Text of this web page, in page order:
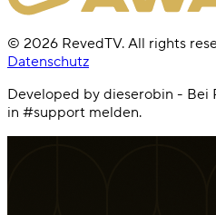
© 2026 RevedTV. All rights
Datenschutz
Developed by dieserobin - Bei
in #support melden.